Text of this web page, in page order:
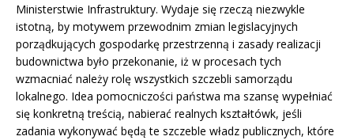
Ministerstwie Infrastruktury. Wydaje się rzeczą niezwykle
istotną, by motywem przewodnim zmian legislacyjnych
porządkujących gospodarkę przestrzenną i zasady realizacji
budownictwa było przekonanie, iż w procesach tych
wzmacniać należy rolę wszystkich szczebli samorządu
lokalnego. Idea pomocniczości państwa ma szansę wypełniać
się konkretną treścią, nabierać realnych kształtówk, jeśli
zadania wykonywać będą te szczeble władz publicznych, które